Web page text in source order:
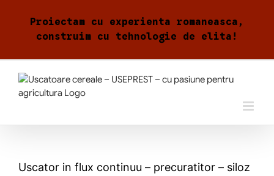
Proiectam cu experienta romaneasca,
construim cu tehnologie de elita!
Uscator in flux continuu – precuratitor – siloz